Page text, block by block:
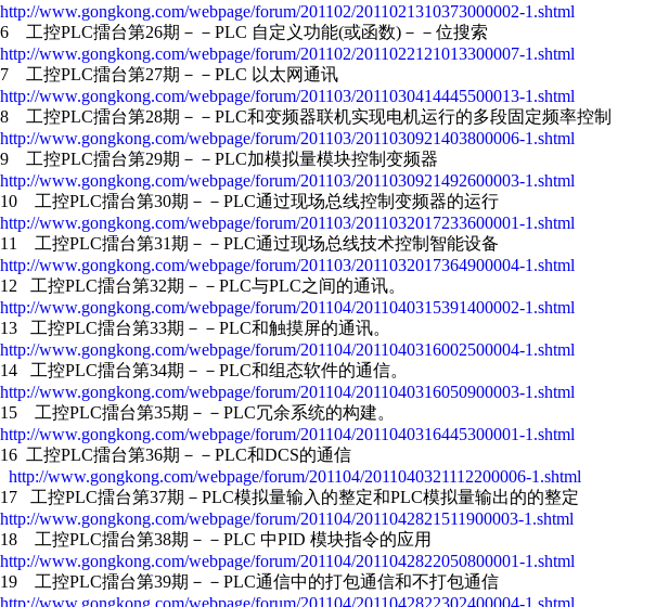
http://www.gongkong.com/webpage/forum/201102/2011021310373000002-1.shtml
6 工控PLC擂台第26期－－PLC 自定义功能(或函数)－－位搜索
http://www.gongkong.com/webpage/forum/201102/2011022121013300007-1.shtml
7 工控PLC擂台第27期－－PLC 以太网通讯
http://www.gongkong.com/webpage/forum/201103/2011030414445500013-1.shtml
8 工控PLC擂台第28期－－PLC和变频器联机实现电机运行的多段固定频率控制
http://www.gongkong.com/webpage/forum/201103/2011030921403800006-1.shtml
9 工控PLC擂台第29期－－PLC加模拟量模块控制变频器
http://www.gongkong.com/webpage/forum/201103/2011030921492600003-1.shtml
10 工控PLC擂台第30期－－PLC通过现场总线控制变频器的运行
http://www.gongkong.com/webpage/forum/201103/2011032017233600001-1.shtml
11 工控PLC擂台第31期－－PLC通过现场总线技术控制智能设备
http://www.gongkong.com/webpage/forum/201103/2011032017364900004-1.shtml
12 工控PLC擂台第32期－－PLC与PLC之间的通讯。
http://www.gongkong.com/webpage/forum/201104/2011040315391400002-1.shtml
13 工控PLC擂台第33期－－PLC和触摸屏的通讯。
http://www.gongkong.com/webpage/forum/201104/2011040316002500004-1.shtml
14 工控PLC擂台第34期－－PLC和组态软件的通信。
http://www.gongkong.com/webpage/forum/201104/2011040316050900003-1.shtml
15 工控PLC擂台第35期－－PLC冗余系统的构建。
http://www.gongkong.com/webpage/forum/201104/2011040316445300001-1.shtml
16 工控PLC擂台第36期－－PLC和DCS的通信
http://www.gongkong.com/webpage/forum/201104/2011040321112200006-1.shtml
17 工控PLC擂台第37期－PLC模拟量输入的整定和PLC模拟量输出的的整定
http://www.gongkong.com/webpage/forum/201104/2011042821511900003-1.shtml
18 工控PLC擂台第38期－－PLC 中PID 模块指令的应用
http://www.gongkong.com/webpage/forum/201104/2011042822050800001-1.shtml
19 工控PLC擂台第39期－－PLC通信中的打包通信和不打包通信
http://www.gongkong.com/webpage/forum/201104/2011042822302400004-1.shtml